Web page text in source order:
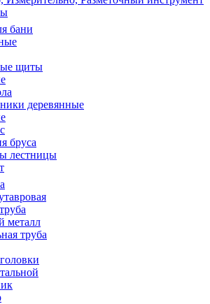
бани
щиты
деревянные
бруса
лестницы
металл
труба